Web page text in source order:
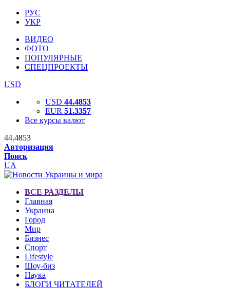
РУС
УКР
ВИДЕО
ФОТО
ПОПУЛЯРНЫЕ
СПЕЦПРОЕКТЫ
USD
USD 44.4853
EUR 51.3357
Все курсы валют
44.4853
Авторизация
Поиск
UA
ВСЕ РАЗДЕЛЫ
Главная
Украина
Город
Мир
Бизнес
Спорт
Lifestyle
Шоу-биз
Наука
БЛОГИ ЧИТАТЕЛЕЙ